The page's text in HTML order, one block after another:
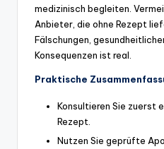
medizinisch begleiten.
Anbieter, die ohne Rezept
Fälschungen,
Konsequenzen ist real.
Praktische
Konsultieren Sie zuerst
Rezept.
Nutzen Sie geprüfte